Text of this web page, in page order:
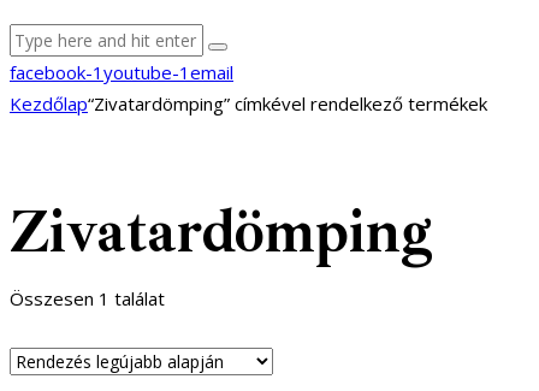
facebook-1 youtube-1 email
Kezdőlap“Zivatardömping” címkével rendelkező termékek
Zivatardömping
Összesen 1 találat